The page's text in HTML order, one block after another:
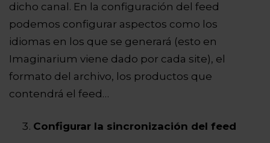
dicho canal. En la configuración del feed
podemos configurar aspectos como los
idiomas en los que se generará (esto en
Imaginarium viene dado por cada site), el
formato del archivo, los productos que
contendrá el feed…
Configurar la sincronización del feed